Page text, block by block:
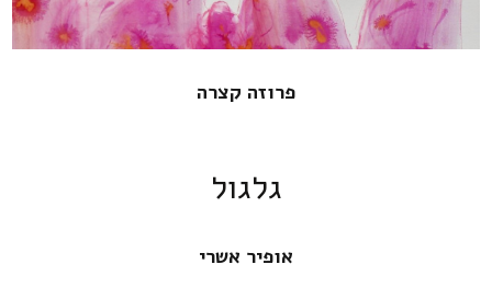
פרוזה קצרה
גלגול
אופיר אשרי